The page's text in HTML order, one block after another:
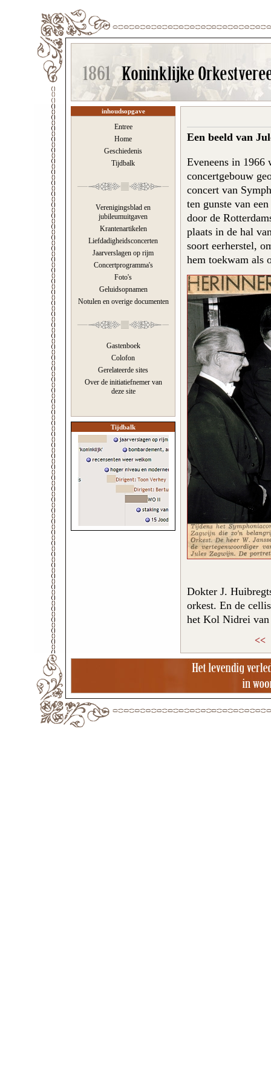
inhoudsopgave
Entree
Home
Geschiedenis
Tijdbalk
Verenigingsblad en
jubileumuitgaven
Krantenartikelen
Liefdadigheidsconcerten
Jaarverslagen op rijm
Concertprogramma's
Foto's
Geluidsopnamen
Notulen en overige documenten
Gastenboek
Colofon
Gerelateerde sites
Over de initiatiefnemer van
deze site
Tijdbalk
Een beeld van
Eveneens in 1966
concertgebouw
concert van
ten gunste van
door de
plaats in de hal
soort eerherstel,
hem toekwam als
Dokter J.
orkest. En de
het Kol Nidrei
<<